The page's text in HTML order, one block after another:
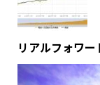
リアルフォワー